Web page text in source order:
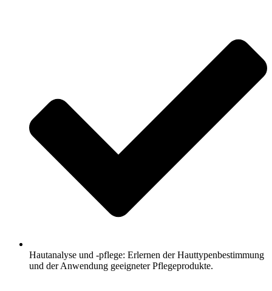
Hautanalyse und -pflege: Erlernen der Hauttypenbestimmung
und der Anwendung geeigneter Pflegeprodukte.